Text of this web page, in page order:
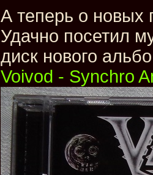
А теперь о новых
Удачно посетил
диск нового
Voivod - Synchro